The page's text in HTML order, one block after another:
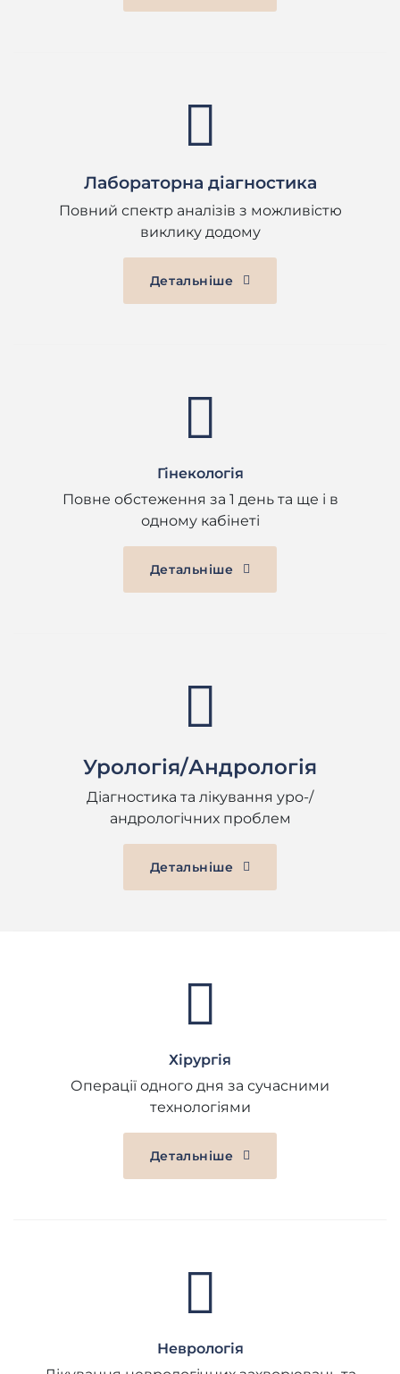
Лабораторна діагностика
Повний спектр аналізів з можливістю
виклику додому
Детальніше
Гінекологія
Повне обстеження за 1 день та ще і в
одному кабінеті
Детальніше
Урологія/Андрологія
Діагностика та лікування уро-/
андрологічних проблем
Детальніше
Хірургія
Операції одного дня за сучасними
технологіями
Детальніше
Неврологія